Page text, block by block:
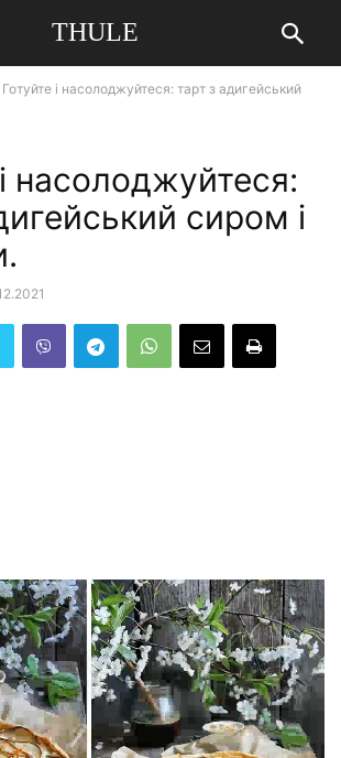
THULE
Готуйте і насолоджуйтеся: тарт з адигейський
насолоджуйтеся:
сиром і